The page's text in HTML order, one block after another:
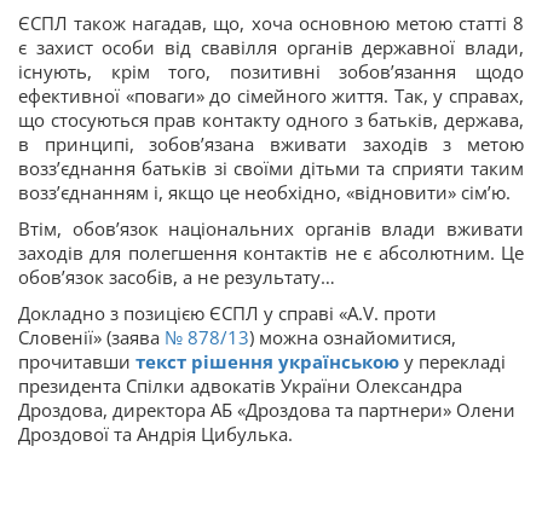
ЄСПЛ також нагадав, що, хоча основною метою статті 8
є захист особи від свавілля органів державної влади,
існують, крім того, позитивні зобов’язання щодо
ефективної «поваги» до сімейного життя. Так, у справах,
що стосуються прав контакту одного з батьків, держава,
в принципі, зобов’язана вживати заходів з метою
возз’єднання батьків зі своїми дітьми та сприяти таким
возз’єднанням і, якщо це необхідно, «відновити» сім’ю.
Втім, обов’язок національних органів влади вживати
заходів для полегшення контактів не є абсолютним. Це
обов’язок засобів, а не результату…
Докладно з позицією ЄСПЛ у справі «A.V. проти
Словенії» (заява № 878/13) можна ознайомитися,
прочитавши текст рішення українською у перекладі
президента Спілки адвокатів України Олександра
Дроздова, директора АБ «Дроздова та партнери» Олени
Дроздової та Андрія Цибулька.